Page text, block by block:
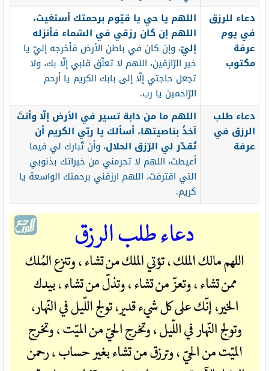
دعاء للرزق
في يوم
عرفة
مكتوب
اللهم يا حي يا قيّوم برحمتك أستغيث،
اللهم إن كان رزقي في السّماء فأنزله
إليّ، وإن كان في باطن الأرض فأخرجه إليّ يا
خير الرّازقين، اللهم لا تعلّق قلبي إلّا بك، ولا
تجعل حاجتي إلّا إلى بابك الكريم يا أرحم
الرّاحمين يا رب.
دعاء طلب
الرزق في
عرفة
اللهم ما من دابة تسير في الأرض إلّا وأنتَ
آخذُ بناصيتها، أسألك يا ربّي الكريم أن
تُقدّر لي الرّزق الحلال، وأن تُبارك لي فيما
أعيطت، اللهم لا تحرمني من خيراتك بذنوبي
التي اقترفت، اللهم ارزقني برحمتك الواسعة يا
كريم.